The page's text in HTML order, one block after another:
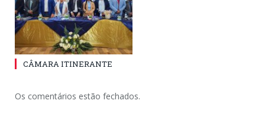
CÂMARA ITINERANTE
Os comentários estão fechados.